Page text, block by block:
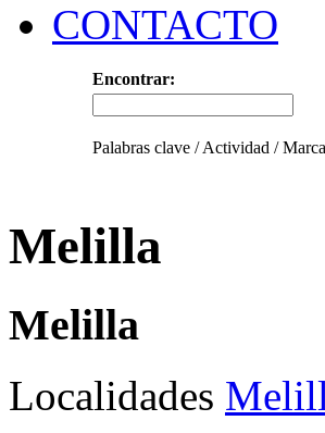
CONTACTO
Encontrar:
Palabras clave / Actividad / Marca
Melilla
Melilla
Localidades